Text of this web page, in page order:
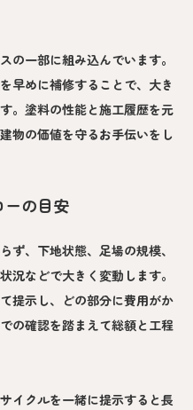
の一部に組み込んでいます。
早めに補修することで、大き
。塗料の性能と施工履歴を元
物の価値を守るお手伝いをし
の目安
ず、下地状態、足場の規模、
況などで大きく変動します。
提示し、どの部分に費用がか
の確認を踏まえて総額と工程
イクルを一緒に提示すると長